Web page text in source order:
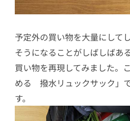
予定外の買い物を大量にして
そうになることがしばしばあ
買い物を再現してみました。
める 撥水リュックサック」
す。